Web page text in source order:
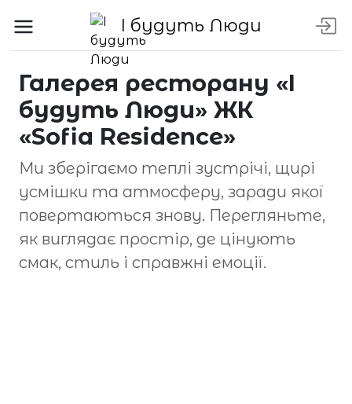
І будуть Люди
Галерея ресторану «І
будуть Люди» ЖК
«Sofia Residence»
Ми зберігаємо теплі зустрічі, щирі
усмішки та атмосферу, заради якої
повертаються знову. Перегляньте,
як виглядає простір, де цінують
смак, стиль і справжні емоції.